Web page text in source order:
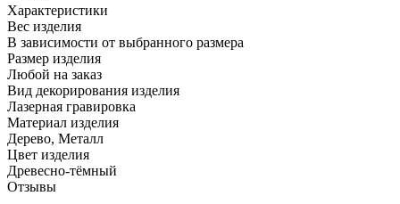
Характеристики
Вес изделия
В зависимости от выбранного размера
Размер изделия
Любой на заказ
Вид декорирования изделия
Лазерная гравировка
Материал изделия
Дерево, Металл
Цвет изделия
Древесно-тёмный
Отзывы